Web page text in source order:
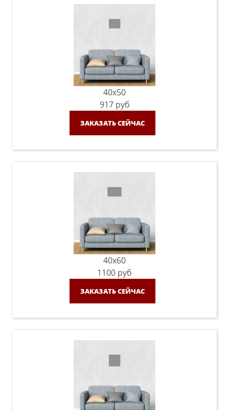
40x50
917 руб
ЗАКАЗАТЬ СЕЙЧАС
40x60
1100 руб
ЗАКАЗАТЬ СЕЙЧАС